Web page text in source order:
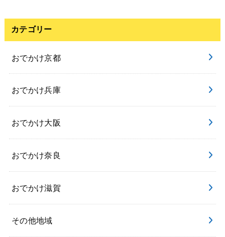
カテゴリー
おでかけ京都
おでかけ兵庫
おでかけ大阪
おでかけ奈良
おでかけ滋賀
その他地域